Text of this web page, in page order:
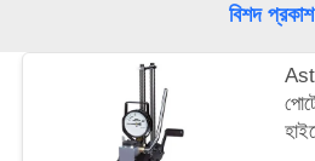
বিশদ প্রকাশ